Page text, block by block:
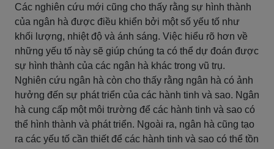
Các nghiên cứu mới cũng cho thấy rằng sự hình thành
của ngân hà được điều khiển bởi một số yếu tố như
khối lượng, nhiệt độ và ánh sáng. Việc hiểu rõ hơn về
những yếu tố này sẽ giúp chúng ta có thể dự đoán được
sự hình thành của các ngân hà khác trong vũ trụ.
Nghiên cứu ngân hà còn cho thấy rằng ngân hà có ảnh
hưởng đến sự phát triển của các hành tinh và sao. Ngân
hà cung cấp một môi trường để các hành tinh và sao có
thể hình thành và phát triển. Ngoài ra, ngân hà cũng tạo
ra các yếu tố cần thiết để các hành tinh và sao có thể tồn